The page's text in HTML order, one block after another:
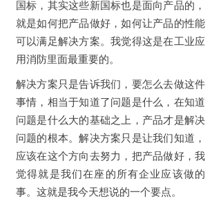
国标，其实这些新国标也是面向产品的，
就是如何把产品做好，如何让产品的性能
可以满足解决方案。我觉得这是在工业应
用消防里面最重要的。
解决方案只是告诉我们，要怎么去做这件
事情，相当于知道了问题是什么，在知道
问题是什么大的基础之上，产品才是解决
问题的根本。解决方案只是让我们知道，
应该在这个方向去努力，把产品做好，我
觉得就是我们在座的所有企业应该做的
事。这就是我今天想说的一个要点。